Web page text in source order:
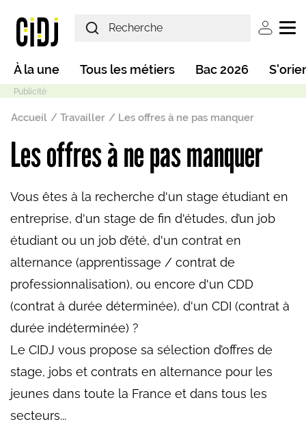
User
Main navigation
À la une Tous les métiers Bac 2026
Fil d'Ariane
Accueil Travailler Les offres à ne pas manquer
Les offres à ne pas manquer
Vous êtes à la recherche d'un stage étudiant en
entreprise, d'un stage de fin d'études, d’un job
étudiant ou un job d’été, d'un contrat en
alternance (apprentissage / contrat de
professionnalisation), ou encore d'un CDD
(contrat à durée déterminée), d'un CDI (contrat à
durée indéterminée) ?
Le CIDJ vous propose sa sélection d’offres de
stage, jobs et contrats en alternance pour les
jeunes dans toute la France et dans tous les
secteurs...